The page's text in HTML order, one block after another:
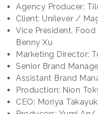
Agency Producer:
Client: Unilever /
Vice President,
Benny Xu
Marketing Director:
Senior Brand
Assistant Brand
Production: Nion
CEO: Moriya